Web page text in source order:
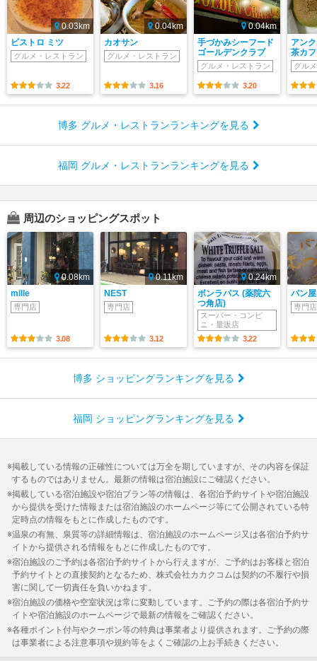
0.03km
ビストロ ミツ
グルメ・レストラン
3.22
0.04km
カオサン
グルメ・レストラン
3.16
0.04km
手づかみシーフード
ゴールデンクラブ
グルメ・レストラン
3.20
アン
茶カ
グル
博多 グルメ・レストランランキングを見る
福岡 グルメ・レストランランキングを見る
周辺のショッピングスポット
0.08km
mille
専門店
3.08
0.11km
NEST
専門店
3.12
0.24km
ボンラパス (薬院六
つ角店)
スーパー・コンビ
ニ・量販店
3.22
パン
専門店
博多 ショッピングランキングを見る
福岡 ショッピングランキングを見る
掲載している情報の正確性については万全を期していますが、その内容を保証
するものではありません。最新の情報は宿泊施設にご確認ください。
掲載している宿泊施設や宿泊プラン等の情報は、各宿泊予約サイトや宿泊施設
から提供を受けた情報または宿泊施設のホームページ等にて公開されている特
定時点の情報をもとに作成したものです。
温泉の有無、泉質等の詳細情報は、宿泊施設のホームページ又は各宿泊予約サ
イトから提供される情報をもとに作成したものです。
宿泊施設のご予約は各宿泊予約サイトから行えますが、ご予約はお客様と宿泊
予約サイトとの直接契約となるため、株式会社カカクコムは契約の不履行や損
害に関して一切責任を負いかねます。
宿泊施設の価格や空室状況は常に変動しています。ご予約の際は各宿泊予約サ
イトや宿泊施設のホームページで最新の情報をご確認ください。
各種ポイント付与やクーポン等の特典は事業者より提供されます。ご予約の際
は事業者による注意事項や規約等をよくご確認の上お手続きください。